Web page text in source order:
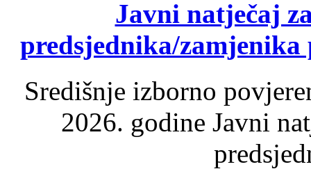
Javni natječaj
predsjednika/
Središnje izborno
2026. godine Javni